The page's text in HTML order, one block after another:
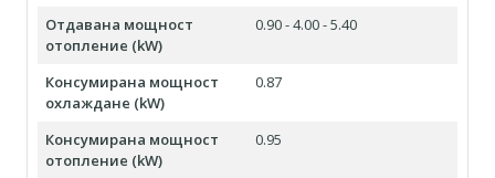
Отдавана мощност
отопление (kW)
0.90 - 4.00 - 5.40
Консумирана мощност
охлаждане (kW)
0.87
Консумирана мощност
отопление (kW)
0.95